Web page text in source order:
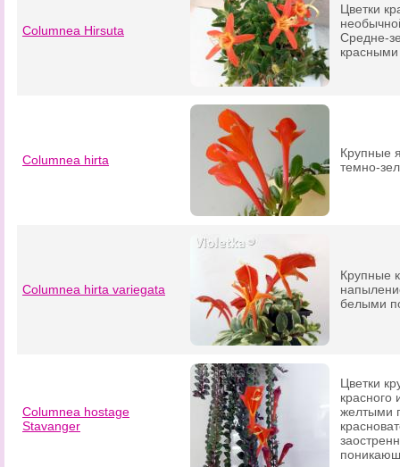
Columnea Hirsuta
Цветки
Средне-
Columnea hirta
Крупные
темно-
Columnea hirta variegata
Крупные
белыми
Columnea hostage
Stavanger
Цветки
красного
желтыми